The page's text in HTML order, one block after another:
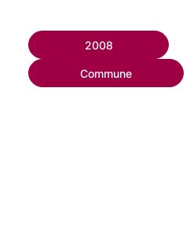
2008
Commune